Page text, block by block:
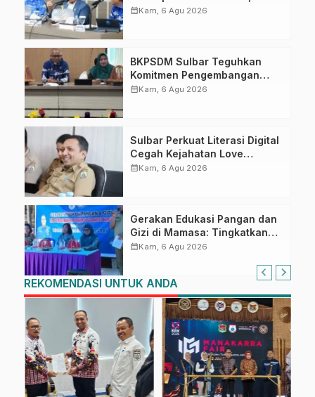
Puncak Upacara di Lapangan
calendar_monthKam, 6 Agu 2026
BKPSDM Sulbar Teguhkan
Komitmen Pengembangan
Kompetensi ASN melalui
calendar_monthKam, 6 Agu 2026
Sulbar Perkuat Literasi Digital
Cegah Kejahatan Love
Scamming
calendar_monthKam, 6 Agu 2026
Gerakan Edukasi Pangan dan
Gizi di Mamasa: Tingkatkan
Pengetahuan dan
calendar_monthKam, 6 Agu 2026
REKOMENDASI UNTUK ANDA